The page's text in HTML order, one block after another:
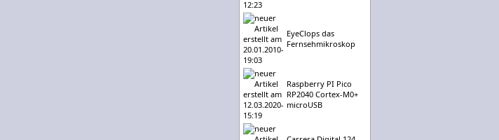
EyeClops das
Fernsehmikroskop
Raspberry PI Pico
RP2040 Cortex-M0+
microUSB